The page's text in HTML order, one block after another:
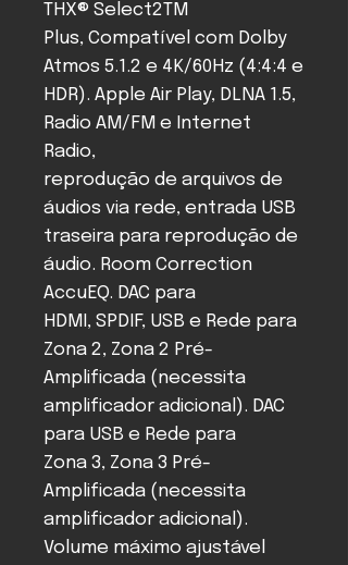
THX® Select2TM
Plus, Compatível com Dolby
Atmos 5.1.2 e 4K/60Hz (4:4:4 e
HDR). Apple Air Play, DLNA 1.5,
Radio AM/FM e Internet
Radio,
reprodução de arquivos de
áudios via rede, entrada USB
traseira para reprodução de
áudio. Room Correction
AccuEQ. DAC para
HDMI, SPDIF, USB e Rede para
Zona 2, Zona 2 Pré-
Amplificada (necessita
amplificador adicional). DAC
para USB e Rede para
Zona 3, Zona 3 Pré-
Amplificada (necessita
amplificador adicional).
Volume máximo ajustável